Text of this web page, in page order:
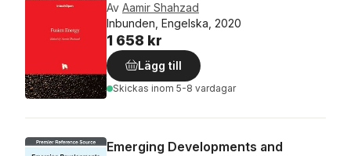
Av Aamir Shahzad
Inbunden, Engelska, 2020
1 658 kr
Lägg till
Skickas inom 5-8 vardagar
Emerging Developments and